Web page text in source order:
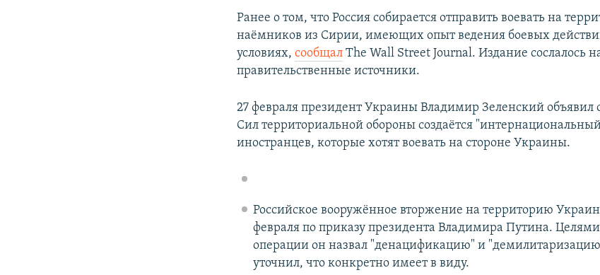
Ранее о том, что Россия собирается отправить воевать на
наёмников из Сирии, имеющих опыт ведения боевых
условиях,сообщал The Wall Street Journal. Издание сослалось
правительственные источники.
27 февраля президент Украины Владимир Зеленский объявил
Сил территориальной обороны создаётся
иностранцев, которые хотят воевать на стороне Украины.
Российское вооружённое вторжение на территорию
февраля по приказу президента Владимира Путина.
операции он назвал "денацификацию" и
уточнил, что конкретно имеет в виду.